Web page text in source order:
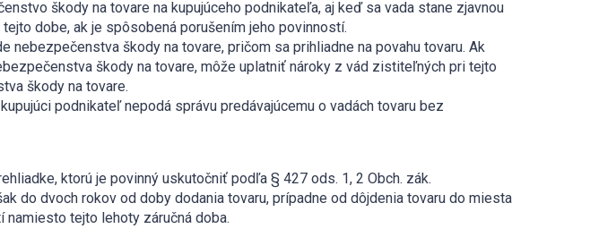
škody na tovare na kupujúceho podnikateľa, aj keď sa vada stane zjavnou
dobe, ak je spôsobená porušením jeho povinností.
škody na tovare, pričom sa prihliadne na povahu tovaru. Ak
škody na tovare, môže uplatniť nároky z vád zistiteľných pri tejto
škody na tovare.
podnikateľ nepodá správu predávajúcemu o vadách tovaru bez
ktorú je povinný uskutočniť podľa § 427 ods. 1, 2 Obch. zák.
do dvoch rokov od doby dodania tovaru, prípadne od dôjdenia tovaru do miesta
namiesto tejto lehoty záručná doba.